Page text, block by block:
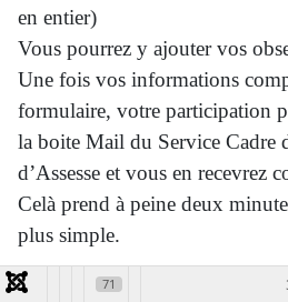
en entier)
Vous pourrez y ajouter vos
Une fois vos informations
formulaire, votre participation
la boite Mail du Service Cadre
d’Assesse et vous en recevrez
Celà prend à peine deux
plus simple.
L’enquête publique se
71